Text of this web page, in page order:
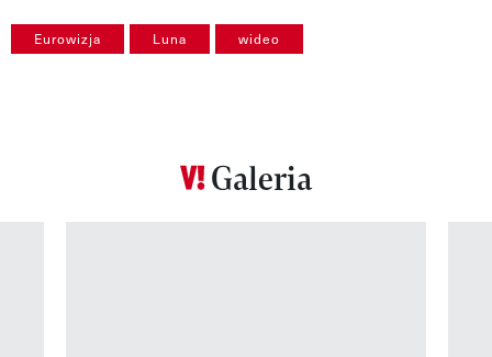
Eurowizja Luna wideo
Galeria